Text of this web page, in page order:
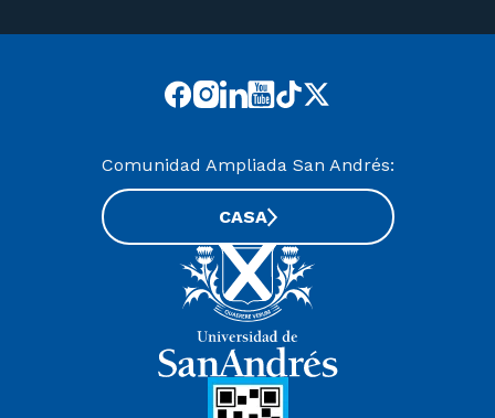
Comunidad Ampliada San Andrés:
CASA